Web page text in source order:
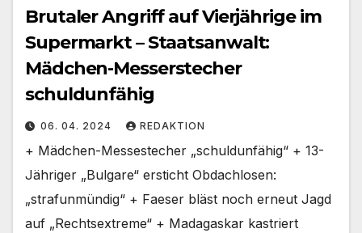
Brutaler Angriff auf Vierjährige im
Supermarkt – Staatsanwalt:
Mädchen-Messerstecher
schuldunfähig
06. 04. 2024 REDAKTION
+ Mädchen-Messestecher „schuldunfähig“ + 13-
Jähriger „Bulgare“ ersticht Obdachlosen:
„strafunmündig“ + Faeser bläst noch erneut Jagd
auf „Rechtsextreme“ + Madagaskar kastriert